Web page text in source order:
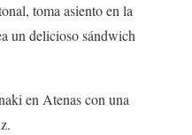
toma asiento en la
un delicioso sándwich
en Atenas con una